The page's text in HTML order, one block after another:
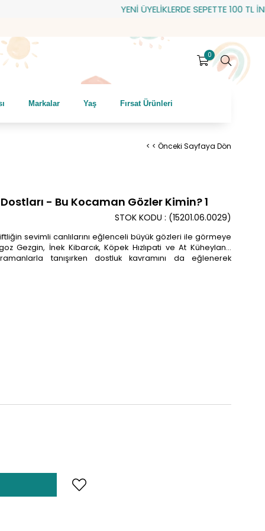
YENİ ÜYELİKLERDE SEPETTE 100 TL
0
Markalar Yaş Fırsat Ürünleri
< < Önceki Sayfaya Dön
- Bu Kocaman Gözler Kimin? 1
(15201.06.0029)
STOK KODU
sevimli canlılarını eğlenceli büyük gözleri ile görmeye
Gezgin, İnek Kibarcık, Köpek Hızlıpati ve At Küheylan…
tanışırken dostluk kavramını da eğlenerek